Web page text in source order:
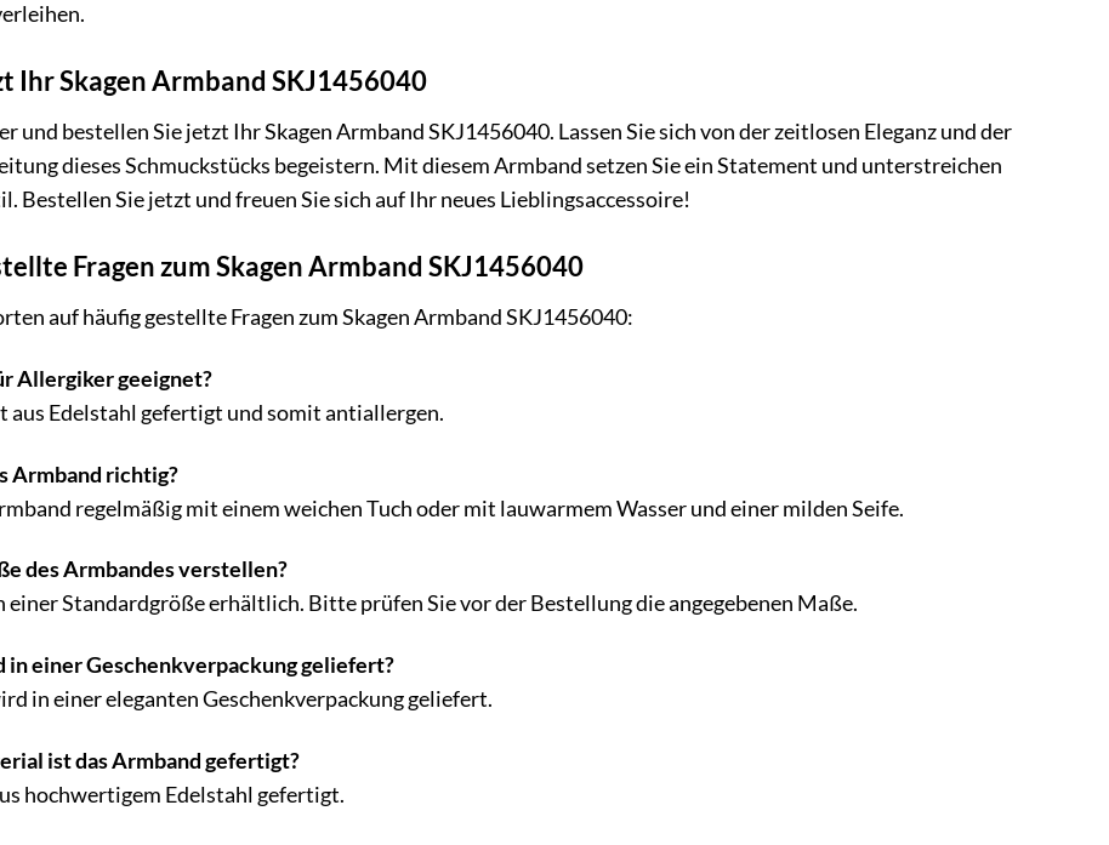
Ihr Skagen Armband SKJ1456040
und bestellen Sie jetzt Ihr Skagen Armband SKJ1456040. Lassen Sie sich von der zeitlosen Eleganz und der
dieses Schmuckstücks begeistern. Mit diesem Armband setzen Sie ein Statement und unterstreichen
Bestellen Sie jetzt und freuen Sie sich auf Ihr neues Lieblingsaccessoire!
Fragen zum Skagen Armband SKJ1456040
auf häufig gestellte Fragen zum Skagen Armband SKJ1456040:
Allergiker geeignet?
aus Edelstahl gefertigt und somit antiallergen.
Armband richtig?
regelmäßig mit einem weichen Tuch oder mit lauwarmem Wasser und einer milden Seife.
des Armbandes verstellen?
einer Standardgröße erhältlich. Bitte prüfen Sie vor der Bestellung die angegebenen Maße.
in einer Geschenkverpackung geliefert?
in einer eleganten Geschenkverpackung geliefert.
ist das Armband gefertigt?
hochwertigem Edelstahl gefertigt.